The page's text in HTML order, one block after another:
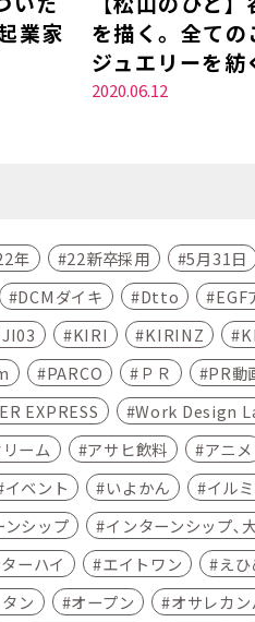
業家
を描く。全て
ジュエリーを紡
2020.06.12
年 22新卒採用 5月31日
DCMダイキ Dtto EGF
KIRI KIRINZ
PARCO ＰＲ PR動
EXPRESS Work Design
ーム アサヒ飲料 アニメ
イベント いよかん イル
ンシップ インターンシップ､
ーハイ エイトワン えひ
ン オープン オサレカ